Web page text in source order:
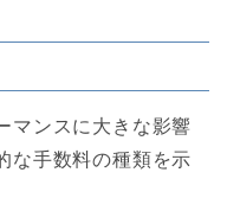
マンスに大きな影響
な手数料の種類を示